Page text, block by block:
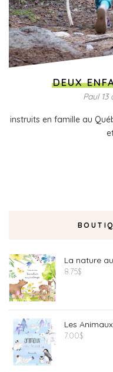
DEUX
Paul 13
instruits en famille au
La nature
8.75$
Les
7.00$